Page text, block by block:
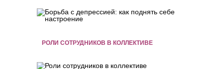
РОЛИ СОТРУДНИКОВ В КОЛЛЕКТИВЕ